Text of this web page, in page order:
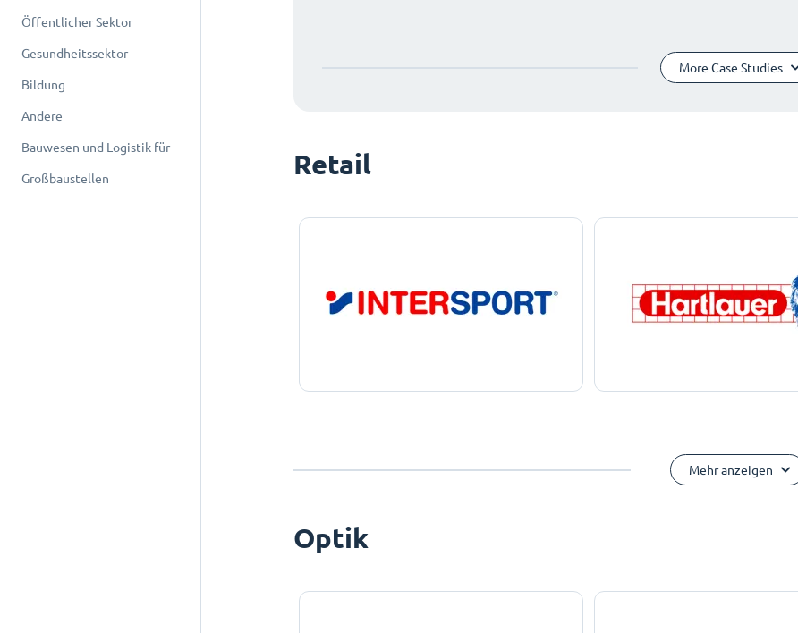
Öffentlicher Sektor
Gesundheitssektor
Bildung
Andere
Bauwesen und Logistik für
Großbaustellen
More Case Studies
Retail
Mehr anzeigen
Optik